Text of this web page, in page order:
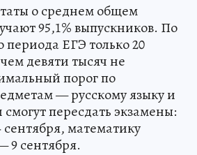
о среднем общем
95,1% выпускников. По
периода ЕГЭ только 20
девяти тысяч не
порог по
— русскому языку и
пересдать экзамены:
математику
9 сентября.